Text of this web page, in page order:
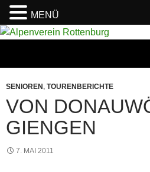
Zum
SENIOREN, TOURENBERICHTE
VON
GIENGEN
7. MAI 2011
MENÜ